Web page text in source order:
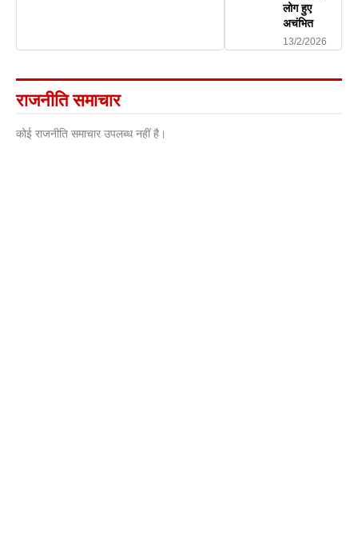
लोग हुए
अचंभित
13/2/2026
राजनीति समाचार
कोई राजनीति समाचार उपलब्ध नहीं है।